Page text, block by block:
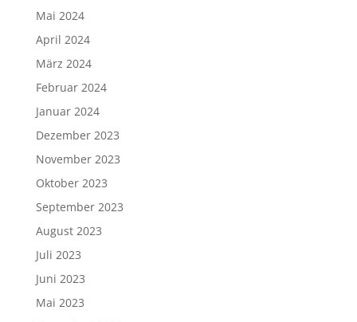
Mai 2024
April 2024
März 2024
Februar 2024
Januar 2024
Dezember 2023
November 2023
Oktober 2023
September 2023
August 2023
Juli 2023
Juni 2023
Mai 2023